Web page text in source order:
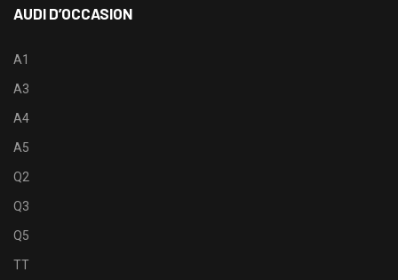
AUDI D’OCCASION
A1
A3
A4
A5
Q2
Q3
Q5
TT